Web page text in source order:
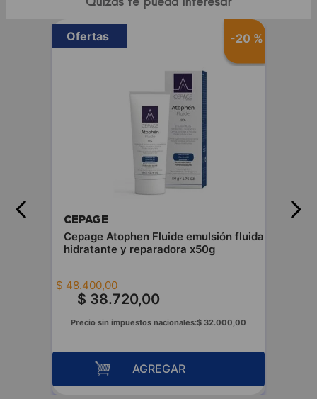
-20 %
Ofertas
CEPAGE
Cepage Atophen Fluide emulsión fluida
hidratante y reparadora x50g
$ 48.400,00
$ 38.720,00
Precio sin impuestos nacionales:$ 32.000,00
AGREGAR